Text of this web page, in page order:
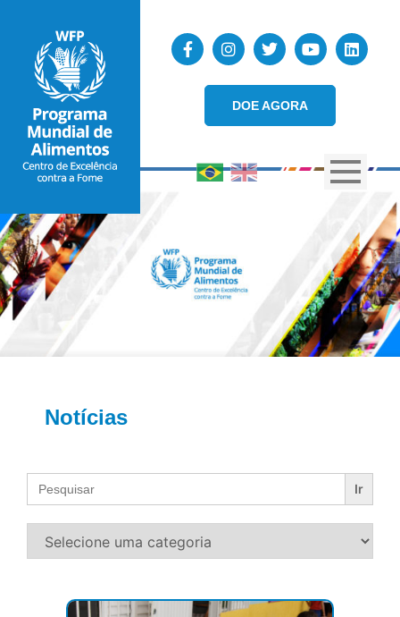
DOE AGORA
Notícias
Search
for: